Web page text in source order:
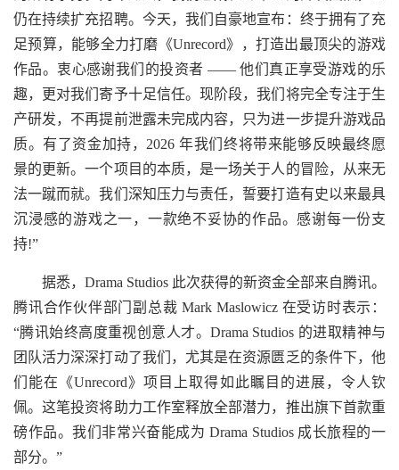
仍在持续扩充招聘。今天，我们自豪地宣布：终于拥有了充
足预算，能够全力打磨《Unrecord》，打造出最顶尖的游戏
作品。衷心感谢我们的投资者 —— 他们真正享受游戏的乐
趣，更对我们寄予十足信任。现阶段，我们将完全专注于生
产研发，不再提前泄露未完成内容，只为进一步提升游戏品
质。有了资金加持，2026 年我们终将带来能够反映最终愿
景的更新。一个项目的本质，是一场关于人的冒险，从来无
法一蹴而就。我们深知压力与责任，誓要打造有史以来最具
沉浸感的游戏之一，一款绝不妥协的作品。感谢每一份支
持!”
据悉，Drama Studios 此次获得的新资金全部来自腾讯。
腾讯合作伙伴部门副总裁 Mark Maslowicz 在受访时表示：
“腾讯始终高度重视创意人才。Drama Studios 的进取精神与
团队活力深深打动了我们，尤其是在资源匮乏的条件下，他
们能在《Unrecord》项目上取得如此瞩目的进展，令人钦
佩。这笔投资将助力工作室释放全部潜力，推出旗下首款重
磅作品。我们非常兴奋能成为 Drama Studios 成长旅程的一
部分。”